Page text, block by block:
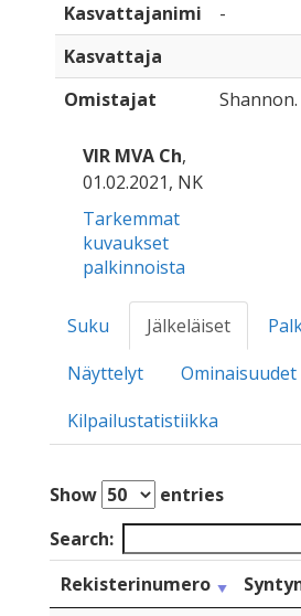
Kasvattajanimi
-
Kasvattaja
Omistajat
Shannon.
VIR MVA Ch,
01.02.2021, NK
Tarkemmat
kuvaukset
palkinnoista
Suku Jälkeläiset
Näyttelyt
Ominaisuudet
Kilpailustatistiikka
Show
entries
Search:
Rekisterinumero